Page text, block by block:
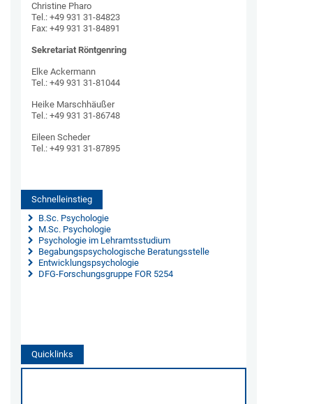
Christine Pharo
Tel.: +49 931 31-84823
Fax: +49 931 31-84891
Sekretariat Röntgenring
Elke Ackermann
Tel.: +49 931 31-81044
Heike Marschhäußer
Tel.: +49 931 31-86748
Eileen Scheder
Tel.: +49 931 31-87895
Schnelleinstieg
B.Sc. Psychologie
M.Sc. Psychologie
Psychologie im Lehramtsstudium
Begabungspsychologische Beratungsstelle
Entwicklungspsychologie
DFG-Forschungsgruppe FOR 5254
Quicklinks